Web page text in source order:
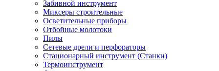
Забивной инструмент
Миксеры строительные
Осветительные приборы
Отбойные молотоки
Пилы
Сетевые дрели и перфораторы
Стационарный инструмент (Станки)
Термоинструмент